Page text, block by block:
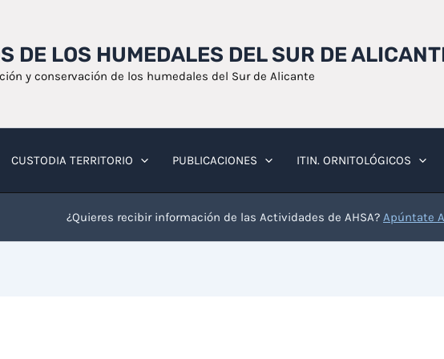
DE LOS HUMEDALES DEL SUR DE
y conservación de los humedales del Sur de Alicante
CUSTODIA TERRITORIO PUBLICACIONES ITIN. ORNITOLÓGICOS
¿Quieres recibir información de las Actividades de AHSA? Apúntate